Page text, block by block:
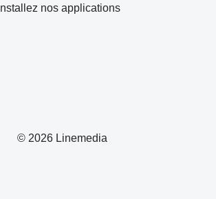
© 2026 Linemedia
Installez nos applications